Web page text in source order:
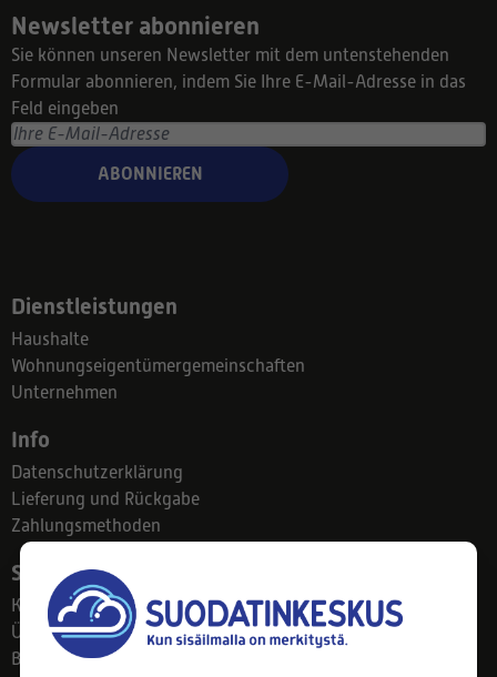
Newsletter abonnieren
Sie können unseren Newsletter mit dem untenstehenden
Formular abonnieren, indem Sie Ihre E-Mail-Adresse in das
Feld eingeben
ABONNIEREN
Dienstleistungen
Haushalte
Wohnungseigentümergemeinschaften
Unternehmen
Info
Datenschutzerklärung
Lieferung und Rückgabe
Zahlungsmethoden
Suodatinkeskus
Kontakt
Über uns
Blog